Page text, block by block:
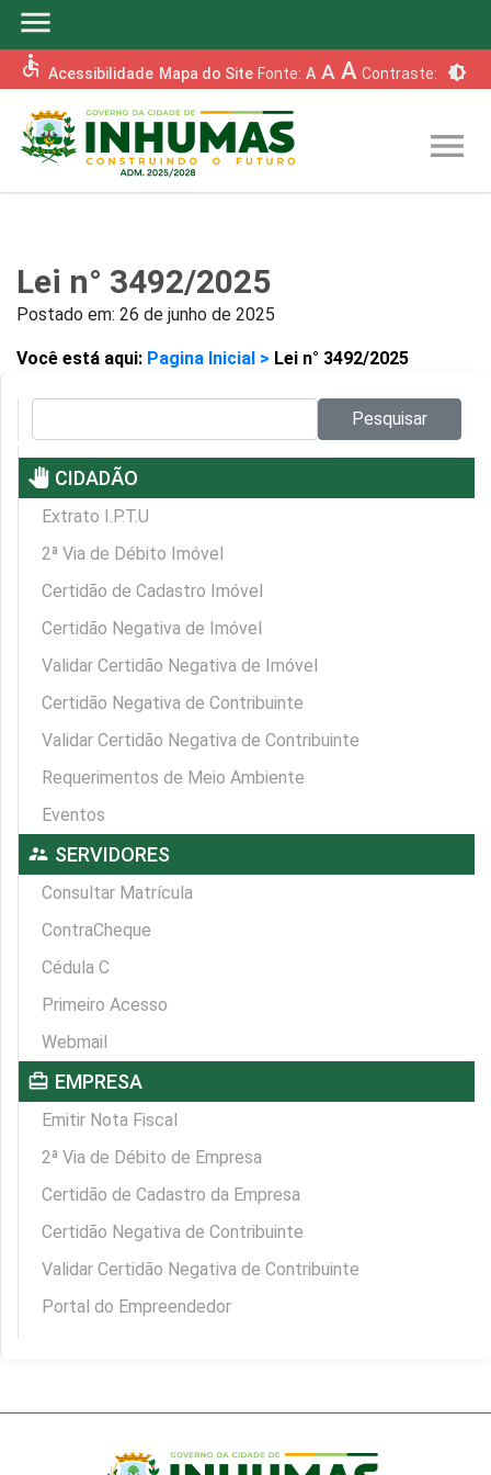
menu
accessible Acessibilidade Mapa do Site Fonte: A A A Contraste: brightness_6
menu
Lei n° 3492/2025
Postado em: 26 de junho de 2025
Você está aqui: Pagina Inicial > Lei n° 3492/2025
Pesquisar
pan_tool CIDADÃO
Extrato I.P.T.U
2ª Via de Débito Imóvel
Certidão de Cadastro Imóvel
Certidão Negativa de Imóvel
Validar Certidão Negativa de Imóvel
Certidão Negativa de Contribuinte
Validar Certidão Negativa de Contribuinte
Requerimentos de Meio Ambiente
Eventos
supervisor_account SERVIDORES
Consultar Matrícula
ContraCheque
Cédula C
Primeiro Acesso
Webmail
card_travel EMPRESA
Emitir Nota Fiscal
2ª Via de Débito de Empresa
Certidão de Cadastro da Empresa
Certidão Negativa de Contribuinte
Validar Certidão Negativa de Contribuinte
Portal do Empreendedor